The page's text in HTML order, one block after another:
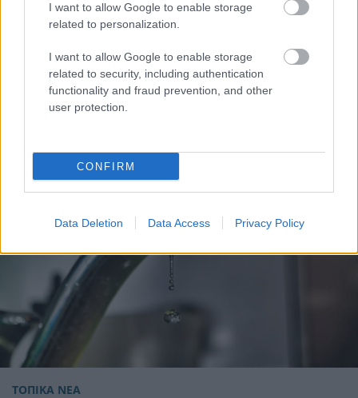
I want to allow Google to enable storage
related to personalization.
I want to allow Google to enable storage
related to security, including authentication
functionality and fraud prevention, and other
user protection.
CONFIRM
Data Deletion Data Access Privacy Policy
ΤΟΠΙΚΑ ΝΕΑ
Σκιαδαρέσης: Άμεσες παρεμβάσεις στην
Κανελλοπούλου για να αντιμετωπιστούν τα
προβλήματα οδικής ασφάλειας
ΤΟΠΙΚΑ ΝΕΑ